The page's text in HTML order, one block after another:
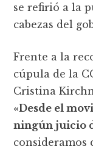
se refirió a la
cabezas del
Frente a la
cúpula de la
Cristina
«Desde el
ningún juicio
consideramos